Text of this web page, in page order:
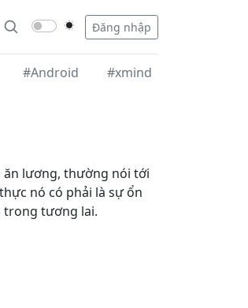
Đăng nhập
#Android #xmind
ăn lương, thường nói tới
nó có phải là sự ổn
trong tương lai.